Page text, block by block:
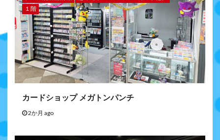
１階
カードショップ メガトンパンチ
2か月 ago